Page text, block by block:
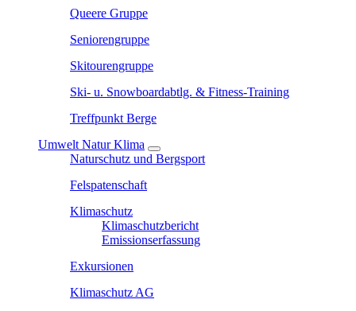
Queere Gruppe
Seniorengruppe
Skitourengruppe
Ski- u. Snowboardabtlg. & Fitness-Training
Treffpunkt Berge
Umwelt Natur Klima
Naturschutz und Bergsport
Felspatenschaft
Klimaschutz
Klimaschutzbericht
Emissionserfassung
Exkursionen
Klimaschutz AG